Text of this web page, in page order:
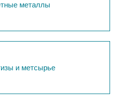
металлы
и метсырье